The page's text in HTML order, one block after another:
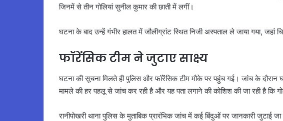
जिनमें से तीन गोलियां सुनील कुमार की छाती में लगीं।
घटना के बाद उन्हें गंभीर हालत में जौलीग्रांट स्थित निजी अस्पताल ले जाया गया, जहां
फॉरेंसिक टीम ने जुटाए साक्ष्य
घटना की सूचना मिलते ही पुलिस और फॉरेंसिक टीम मौके पर पहुंच गई। जांच के
मामले की हर पहलू से जांच कर रही है और यह पता लगाने की कोशिश की जा रही है कि
रानीपोखरी थाना पुलिस के मुताबिक प्रारंभिक जांच में कई बिंदुओं पर जानकारी जुटाई